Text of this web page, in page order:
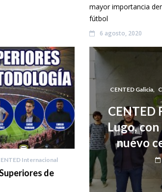
mayor importancia
fútbol
6 agosto, 2020
Internacional
de
CENTED Galicia
CENTED
Lugo,
nuevo